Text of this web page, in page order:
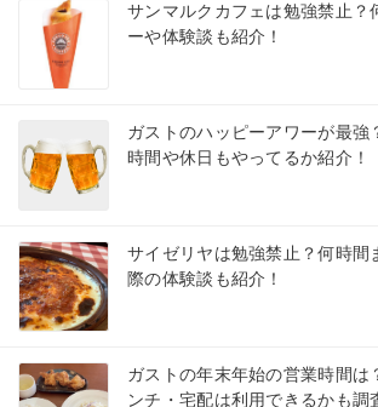
サンマルクカフェは勉強禁止？
ーや体験談も紹介！
ガストのハッピーアワーが最強
時間や休日もやってるか紹介！
サイゼリヤは勉強禁止？何時間
際の体験談も紹介！
ガストの年末年始の営業時間は
ンチ・宅配は利用できるかも調